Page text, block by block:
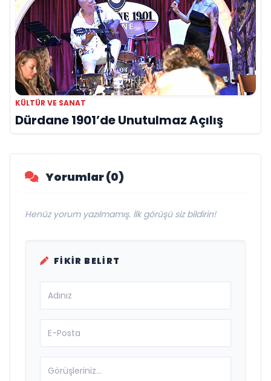
KÜLTÜR VE SANAT
Dürdane 1901’de Unutulmaz Açılış
Yorumlar (0)
Henüz yorum yazılmamış. İlk görüşü siz bildirin!
FIKIR BELIRT